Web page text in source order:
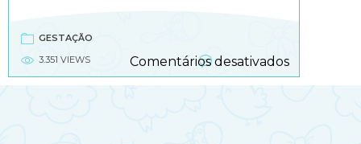
GESTAÇÃO
3.351 VIEWS
Comentários desativadosem
Como